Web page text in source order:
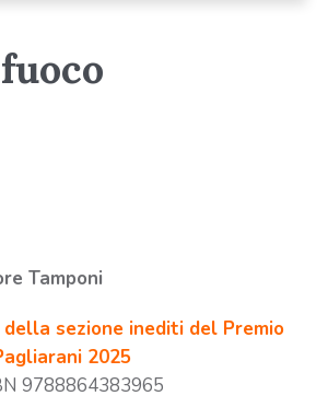
Tamponi
sezione inediti del Premio
2025
9788864383965